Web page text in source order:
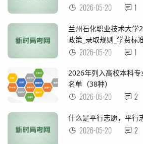
2026-05-20 1
兰州石化职业技术大学
政策_录取规则_学费标
2026-05-20 1
2026年列入高校本科
名单（38种）
2026-05-20 2
什么是平行志愿，平行
2026-05-20 2